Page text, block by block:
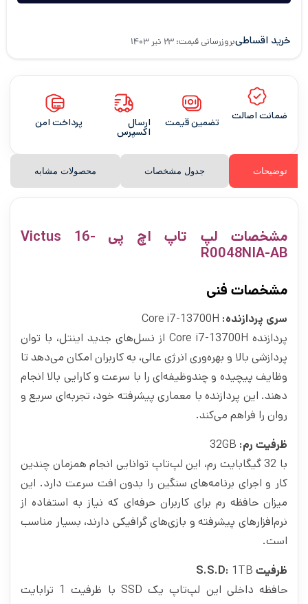
خرید اقساطیبروزرسانی قیمت: ۲۳ تیر ۱۴۰۳
ضمانت اصالت تضمین قیمت ارسال
اکسپرس
پرداخت امن
توضیحات جدول مشخصات محصولات مشابه
مشخصات لپ تاپ اچ پی Victus 16-
R0048NIA-AB
مشخصات فنی
سری پردازنده:
پردازنده Core i7-13700H از نسل‌های جدید اینتل، با توان
پردازشی بالا و بهره‌وری انرژی عالی، به کاربران امکان می‌دهد تا
وظایف پیچیده و چندوظیفه‌ای را با سرعت و کارایی بالا انجام
دهند. این پردازنده با معماری پیشرفته خود، تجربه‌ای سریع و
روان را فراهم می‌کند.
ظرفیت رم:
با 32 گیگابایت رم، این لپ‌تاپ توانایی انجام همزمان چندین
کار و اجرای برنامه‌های سنگین را بدون افت سرعت دارد. این
میزان حافظه رم برای کاربران حرفه‌ای که نیاز به استفاده از
نرم‌افزارهای پیشرفته و بازی‌های گرافیکی دارند، بسیار مناسب
است.
ظرفیت S.S.D: 1TB
حافظه داخلی این لپ‌تاپ یک SSD با ظرفیت 1 ترابایت